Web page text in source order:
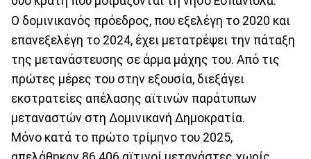
Ο δομινικανός πρόεδρος, που εξελέγη το 2020 και
επανεξελέγη το 2024, έχει μετατρέψει την πάταξη
της μετανάστευσης σε άρμα μάχης του. Από τις
πρώτες μέρες του στην εξουσία, διεξάγει
εκστρατείες απέλασης αϊτινών παράτυπων
μεταναστών στη Δομινικανή Δημοκρατία.
Μόνο κατά το πρώτο τρίμηνο του 2025,